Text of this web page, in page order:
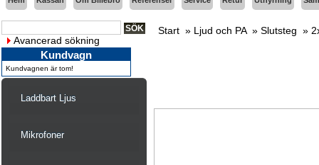
Avancerad sökning
Kundvagn
Kundvagnen är tom!
Laddbart Ljus
Mikrofoner
Start » Ljud och PA» Slutsteg »